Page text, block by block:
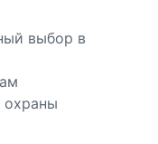
выбор в
охраны